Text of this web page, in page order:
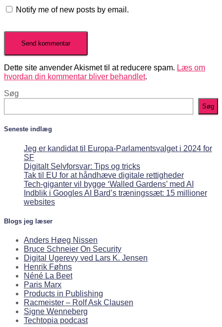
Notify me of new posts by email.
Dette site anvender Akismet til at reducere spam. Læs om
hvordan din kommentar bliver behandlet.
Søg
Søg
Seneste indlæg
Jeg er kandidat til Europa-Parlamentsvalget i 2024 for
SF
Digitalt Selvforsvar: Tips og tricks
Tak til EU for at håndhæve digitale rettigheder
Tech-giganter vil bygge ‘Walled Gardens’ med AI
Indblik i Googles AI Bard’s træningssæt: 15 millioner
websites
Blogs jeg læser
Anders Høeg Nissen
Bruce Schneier On Security
Digital Ugerevy ved Lars K. Jensen
Henrik Føhns
Néné La Beet
Paris Marx
Products in Publishing
Racmeister – Rolf Ask Clausen
Signe Wenneberg
Techtopia podcast